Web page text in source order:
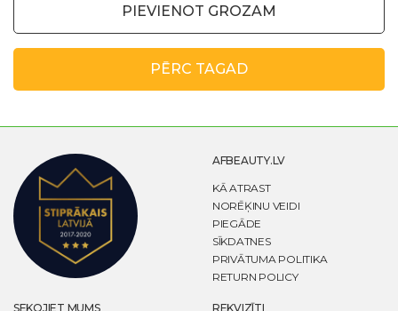
PIEVIENOT GROZAM
PĒRC TAGAD
AFBEAUTY.LV
KĀ ATRAST
NORĒĶINU VEIDI
PIEGĀDE
SĪKDATNES
PRIVĀTUMA POLITIKA
RETURN POLICY
SEKOJIET MUMS REKVIZĪTI